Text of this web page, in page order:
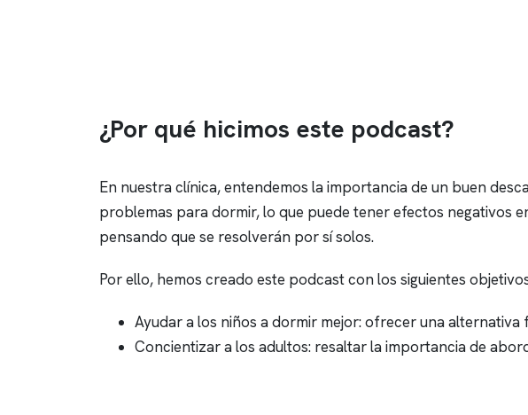
¿Por qué hicimos este podcast?
En nuestra clínica, entendemos la importancia de un buen
problemas para dormir, lo que puede tener efectos negativos
pensando que se resolverán por sí solos.
Por ello, hemos creado este podcast con los siguientes
Ayudar a los niños a dormir mejor: ofrecer una
Concientizar a los adultos: resaltar la importancia de